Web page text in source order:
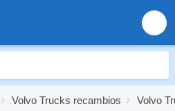
Volvo Trucks recambios Volvo